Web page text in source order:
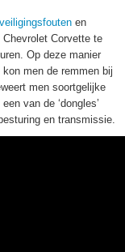
en
Corvette te
Op deze manier
men de remmen bij
men soortgelijke
van de ‘dongles’
en transmissie.